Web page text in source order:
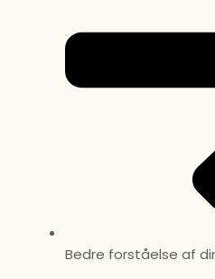
Bedre forståelse af